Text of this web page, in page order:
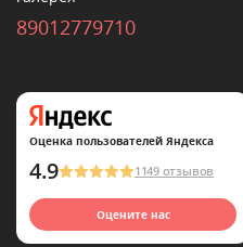
89012779710
Оценка пользователей Яндекса
4.9 1149 отзывов
Оцените нас